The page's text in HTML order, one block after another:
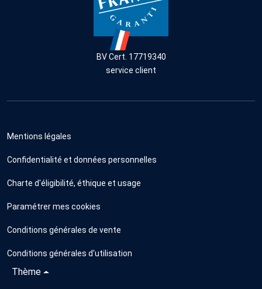
BV Cert. 17719340
service client
Mentions légales
Confidentialité et données personnelles
Charte d'éligibilité, éthique et usage
Paramétrer mes cookies
Conditions générales de vente
Conditions générales d'utilisation
Thème